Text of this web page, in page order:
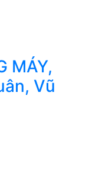
MÁY,
Vũ